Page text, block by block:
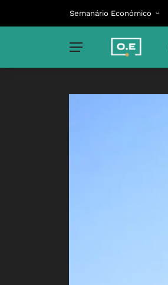
Semanário Económico